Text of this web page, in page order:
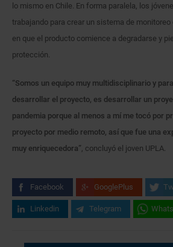
lo mismo en Chile. En forma paralela, los
trabajando para crear un sistema de
en que el producto comience a degradarse y
protección.
“Somos un equipo muy multidisciplinario y
desarrollar el proyecto, es desarrollar un
pandemia porque al menos a mí me tocó por
proyecto por medio remoto, así que fue una
muy enriquecedora” , concluyó el joven UPLA.
Facebook GooglePlus
Linkedin Telegram